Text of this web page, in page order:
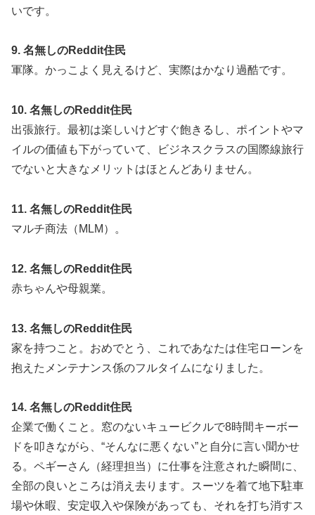
いです。
9. 名無しのReddit住民
軍隊。かっこよく見えるけど、実際はかなり過酷です。
10. 名無しのReddit住民
出張旅行。最初は楽しいけどすぐ飽きるし、ポイントやマ
イルの価値も下がっていて、ビジネスクラスの国際線旅行
でないと大きなメリットはほとんどありません。
11. 名無しのReddit住民
マルチ商法（MLM）。
12. 名無しのReddit住民
赤ちゃんや母親業。
13. 名無しのReddit住民
家を持つこと。おめでとう、これであなたは住宅ローンを
抱えたメンテナンス係のフルタイムになりました。
14. 名無しのReddit住民
企業で働くこと。窓のないキュービクルで8時間キーボー
ドを叩きながら、“そんなに悪くない”と自分に言い聞かせ
る。ペギーさん（経理担当）に仕事を注意された瞬間に、
全部の良いところは消え去ります。スーツを着て地下駐車
場や休暇、安定収入や保険があっても、それを打ち消すス